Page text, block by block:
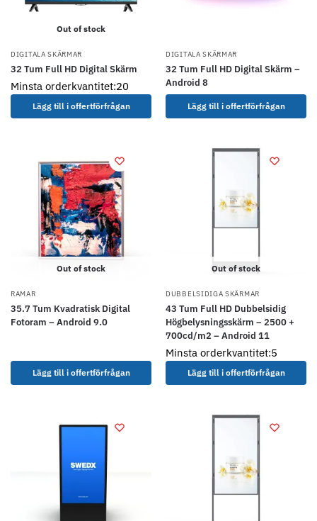
Out of stock
DIGITALA SKÄRMAR
32 Tum Full HD Digital Skärm
Minsta orderkvantitet:20
Lägg till i offertförfrågan
DIGITALA SKÄRMAR
32 Tum Full HD Digital Skärm –
Android 8
Lägg till i offertförfrågan
Out of stock
RAMAR
35.7 Tum Kvadratisk Digital
Fotoram – Android 9.0
Lägg till i offertförfrågan
Out of stock
DUBBELSIDIGA SKÄRMAR
43 Tum Full HD Dubbelsidig
Högbelysningsskärm – 2500 +
700cd/m2 – Android 11
Minsta orderkvantitet:5
Lägg till i offertförfrågan